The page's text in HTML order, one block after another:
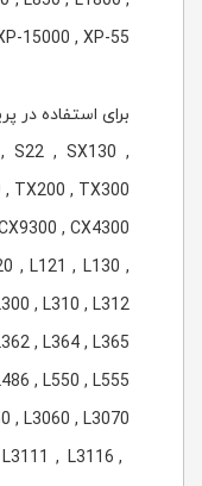
15000 , XP-55
برای استفاده در پرینترهای 4
S22 , SX130 ,
TX200 , TX300
, CX4300
, L121 , L130 ,
, L310 , L312
, L364 , L365
, L550 , L555
, L3060 , L3070
, L3116 ,